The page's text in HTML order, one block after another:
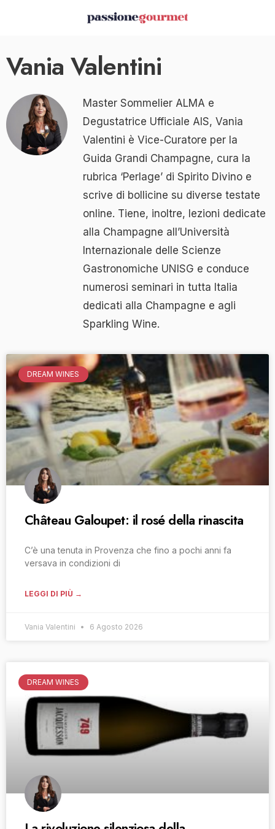
Vania Valentini
Master Sommelier ALMA e
Degustatrice Ufficiale AIS, Vania
Valentini è Vice-Curatore per la
Guida Grandi Champagne, cura la
rubrica ‘Perlage’ di Spirito Divino e
scrive di bollicine su diverse testate
online. Tiene, inoltre, lezioni dedicate
alla Champagne all’Università
Internazionale delle Scienze
Gastronomiche UNISG e conduce
numerosi seminari in tutta Italia
dedicati alla Champagne e agli
Sparkling Wine.
DREAM WINES
Château Galoupet: il rosé della rinascita
C’è una tenuta in Provenza che fino a pochi anni fa
versava in condizioni di
LEGGI DI PIÙ →
Vania Valentini 6 Agosto 2026
DREAM WINES